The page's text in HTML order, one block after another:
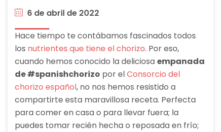
6 de abril de 2022
Hace tiempo te contábamos fascinados todos
los nutrientes que tiene el chorizo. Por eso,
cuando hemos conocido la deliciosa empanada
de #spanishchorizo por elConsorcio del
chorizo español, no nos hemos resistido a
compartirte esta maravillosa receta. Perfecta
para comer en casa o para llevar fuera; la
puedes tomar recién hecha o reposada en frío;